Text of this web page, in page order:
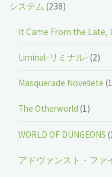
システム (238)
It Came From the Late,
Liminal-リミナル- (2)
Masquerade Novellete
The Otherworld (1)
WORLD OF DUNGEONS
アドヴァンスト・ファ